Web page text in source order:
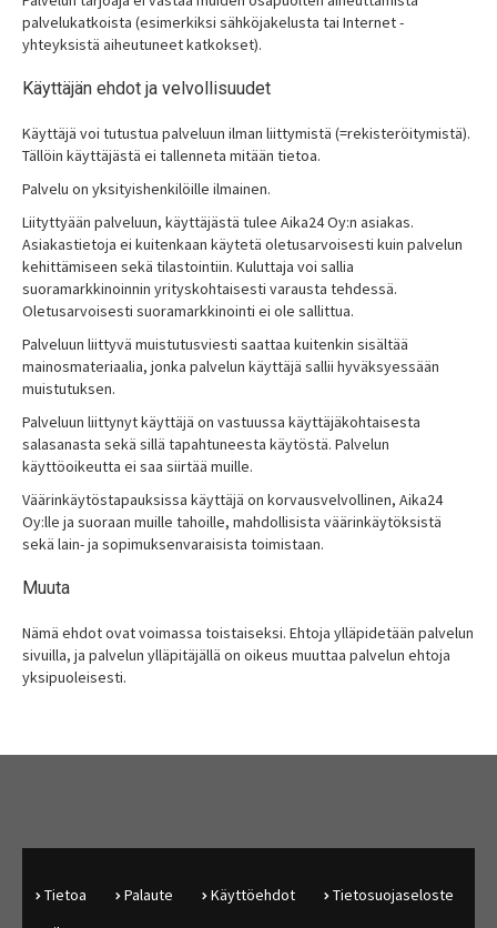
palvelukatkoista (esimerkiksi sähköjakelusta tai Internet -
yhteyksistä aiheutuneet katkokset).
Käyttäjän ehdot ja velvollisuudet
Käyttäjä voi tutustua palveluun ilman liittymistä (=rekisteröitymistä).
Tällöin käyttäjästä ei tallenneta mitään tietoa.
Palvelu on yksityishenkilöille ilmainen.
Liityttyään palveluun, käyttäjästä tulee Aika24 Oy:n asiakas.
Asiakastietoja ei kuitenkaan käytetä oletusarvoisesti kuin palvelun
kehittämiseen sekä tilastointiin. Kuluttaja voi sallia
suoramarkkinoinnin yrityskohtaisesti varausta tehdessä.
Oletusarvoisesti suoramarkkinointi ei ole sallittua.
Palveluun liittyvä muistutusviesti saattaa kuitenkin sisältää
mainosmateriaalia, jonka palvelun käyttäjä sallii hyväksyessään
muistutuksen.
Palveluun liittynyt käyttäjä on vastuussa käyttäjäkohtaisesta
salasanasta sekä sillä tapahtuneesta käytöstä. Palvelun
käyttöoikeutta ei saa siirtää muille.
Väärinkäytöstapauksissa käyttäjä on korvausvelvollinen, Aika24
Oy:lle ja suoraan muille tahoille, mahdollisista väärinkäytöksistä
sekä lain- ja sopimuksenvaraisista toimistaan.
Muuta
Nämä ehdot ovat voimassa toistaiseksi. Ehtoja ylläpidetään palvelun
sivuilla, ja palvelun ylläpitäjällä on oikeus muuttaa palvelun ehtoja
yksipuoleisesti.
Tietoa Palaute Käyttöehdot
Tietosuojaseloste